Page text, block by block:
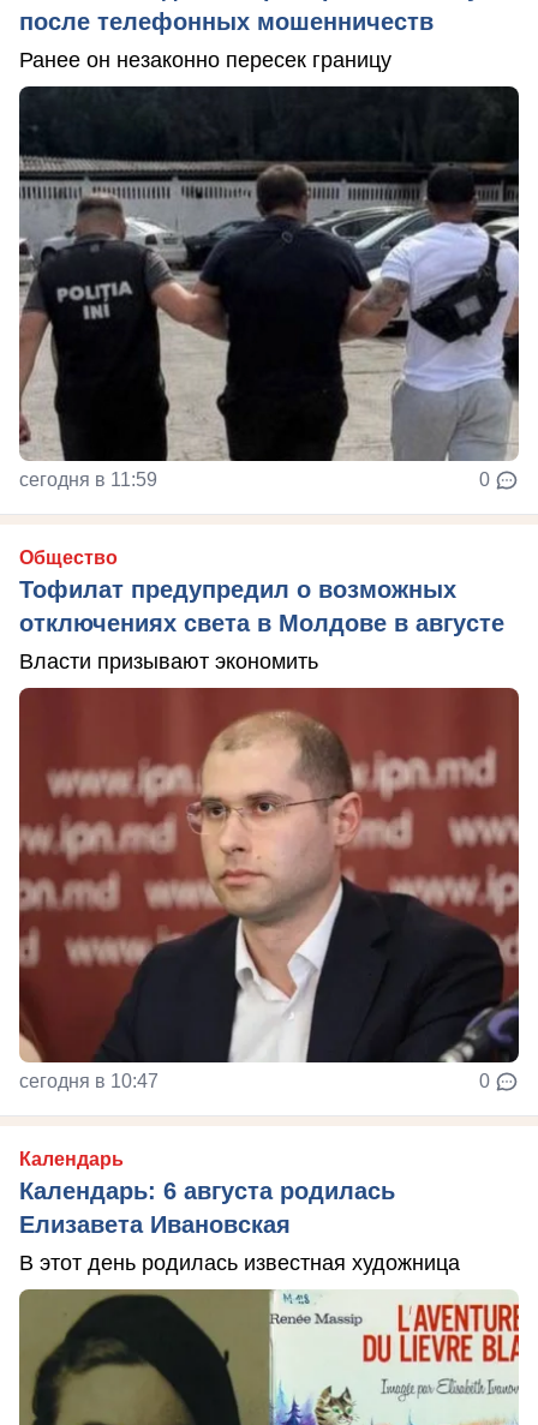
после телефонных мошенничеств
Ранее он незаконно пересек границу
сегодня в 11:59 0
Общество
Тофилат предупредил о возможных
отключениях света в Молдове в августе
Власти призывают экономить
сегодня в 10:47 0
Календарь
Календарь: 6 августа родилась
Елизавета Ивановская
В этот день родилась известная художница